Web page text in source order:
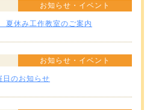
お知らせ・イベント
夏休み工作教室のご案内
お知らせ・イベント
日のお知らせ